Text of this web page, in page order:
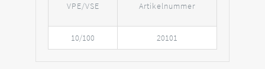
VPE/VSE Artikelnummer
10/100 20101